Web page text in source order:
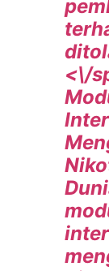
<\/